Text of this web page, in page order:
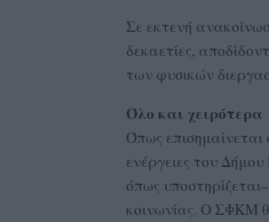
Σε εκτενή
δεκαετίες,
των φυσικών
Όλο και χειρότερα
Όπως
ενέργειες του
όπως
κοινωνίας. Ο ΣΦΚΜ